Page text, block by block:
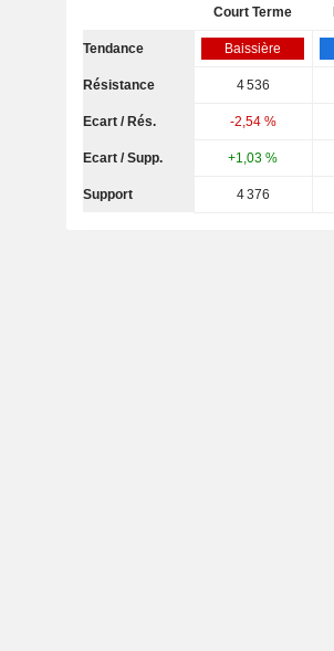
Court Terme
Tendance Baissière
Résistance 4 536
Ecart / Rés. -2,54 %
Ecart / Supp. +1,03 %
Support 4 376